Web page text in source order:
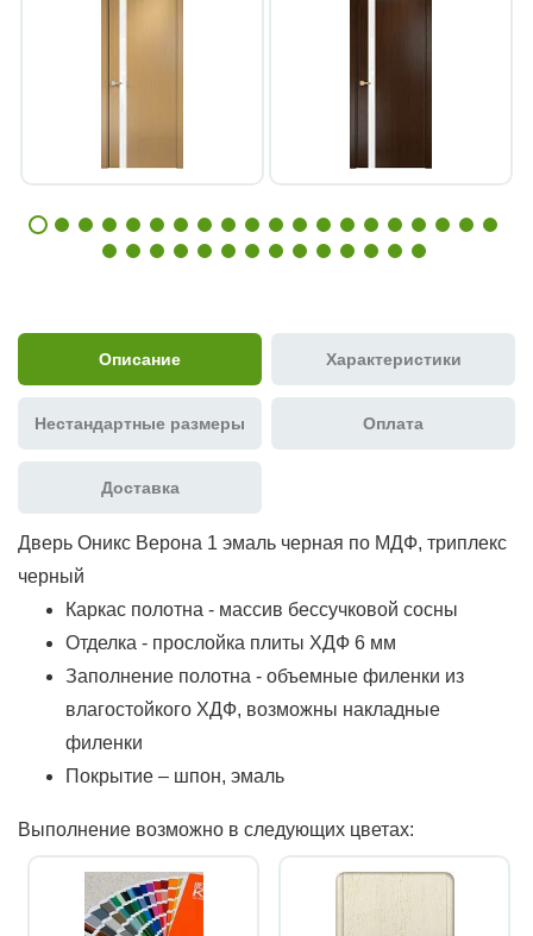
Описание Характеристики
Нестандартные размеры Оплата
Доставка
Дверь Оникс Верона 1 эмаль черная по МДФ, триплекс
черный
Каркас полотна - массив бессучковой сосны
Отделка - прослойка плиты ХДФ 6 мм
Заполнение полотна - объемные филенки из
влагостойкого ХДФ, возможны накладные
филенки
Покрытие – шпон, эмаль
Выполнение возможно в следующих цветах: